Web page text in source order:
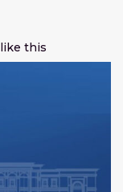
like this